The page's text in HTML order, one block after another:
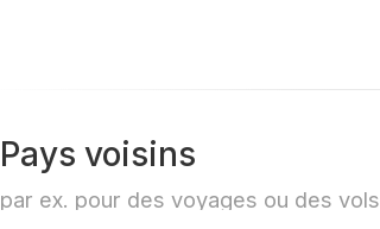
Pays voisins
par ex. pour des voyages ou des vols